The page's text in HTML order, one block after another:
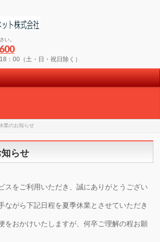
い。
：00（土・日・祝日除く）
業のお知らせ
らせ
スをご利用いただき、誠にありがとうござい
ながら下記日程を夏季休業とさせていただき
をおかけいたしますが、何卒ご理解の程お願